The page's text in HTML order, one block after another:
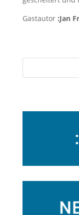
Gastautor :Jan